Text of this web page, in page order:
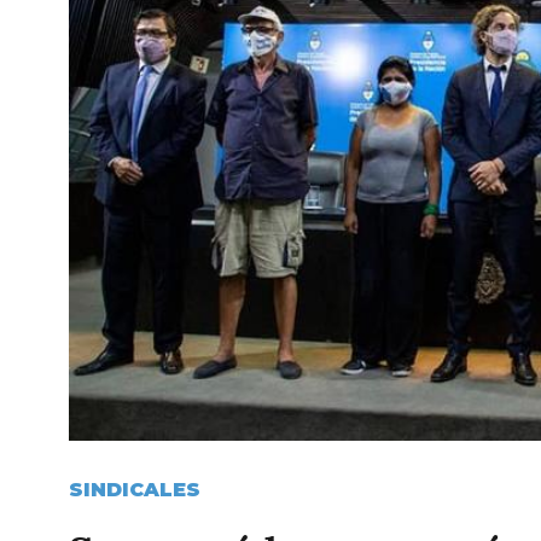
SINDICALES